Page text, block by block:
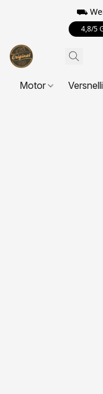
⛟
4,8/5
Motor